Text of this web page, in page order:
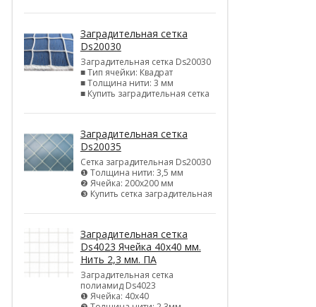
Заградительная сетка
Ds20030
Заградительная сетка Ds20030
■ Тип ячейки: Квадрат
■ Толщина нити: 3 мм
■ Купить заградительная сетка
Заградительная сетка
Ds20035
Сетка заградительная Ds20030
❶ Толщина нити: 3,5 мм
❷ Ячейка: 200х200 мм
❸ Купить сетка заградительная
Заградительная сетка
Ds4023 Ячейка 40х40 мм.
Нить 2,3 мм. ПА
Заградительная сетка
полиамид Ds4023
❶ Ячейка: 40х40